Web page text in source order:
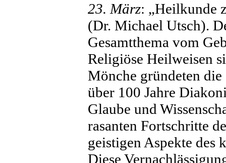
23. März: „Heilkunde
(Dr. Michael Utsch).
Gesamtthema vom
Religiöse Heilweisen
Mönche gründeten
über 100 Jahre
Glaube und
rasanten Fortschritte
geistigen Aspekte des
Diese